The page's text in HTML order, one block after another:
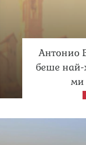
Антонио
беше най-
ми